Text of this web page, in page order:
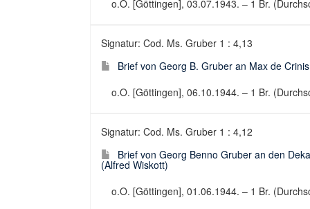
o.O. [Göttingen], 03.07.1943. – 1 Br.
Signatur: Cod. Ms. Gruber 1 : 4,13
Brief von Georg B. Gruber an Max de
o.O. [Göttingen], 06.10.1944. – 1 Br.
Signatur: Cod. Ms. Gruber 1 : 4,12
Brief von Georg Benno Gruber an den
(Alfred Wiskott)
o.O. [Göttingen], 01.06.1944. – 1 Br.